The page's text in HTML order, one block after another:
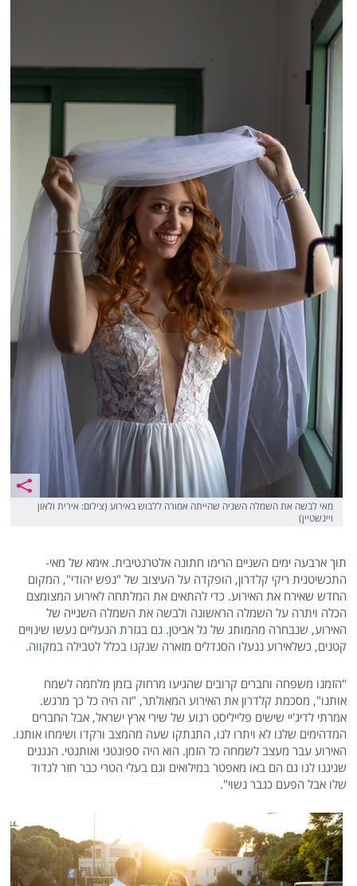
מאי לבשה את השמלה השניה שהייתה אמורה ללבוש באירוע (צילום: אירית ולאון
ויינשטיין)
תוך ארבעה ימים השניים הרימו חתונה אלטרנטיבית. אימא של מאי-
התכשיטנית ריקי קלדרון, הופקדה על העיצוב של "נפש יהודי", המקום
החדש שאירח את האירוע. כדי להתאים את המלתחה לאירוע המצומצם
הכלה ויתרה על השמלה הראשונה ולבשה את השמלה השנייה של
האירוע, שנבחרה מהמותג של גל אביטן. גם בגזרת הנעליים נעשו שינויים
קטנים, כשלאירוע ננעלו הסנדלים מזארה שנקנו בכלל לטבילה במקווה.
"הזמנו משפחה וחברים קרובים שהגיעו מרחוק בזמן מלחמה לשמח
אותנו", מסכמת קלדרון את האירוע המאולתר, "זה היה כל כך מרגש.
אמרתי לדיג'יי שישים פלייליסט רגוע של שירי ארץ ישראל, אבל החברים
המדהימים שלנו לא ויתרו לנו, התנתקו שעה מהמצב ורקדו ושימחו אותנו.
האירוע עבר מעצב לשמחה כל הזמן. הוא היה ספונטני ואותנטי. הנגנים
שניגנו לנו גם הם באו מאפטר במילואים וגם בעלי הטרי כבר חזר לגדוד
שלו אבל הפעם כגבר נשוי".